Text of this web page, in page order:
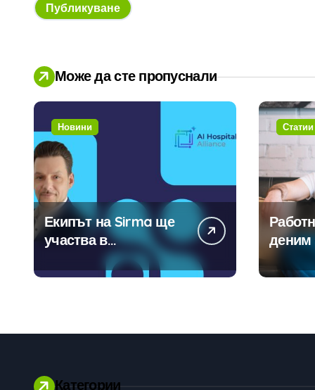
Може да сте пропуснали
Новини
Екипът на Sirma ще
участва в
създаването на
международните
изкуствен интелект в
Статии
деним
Категории